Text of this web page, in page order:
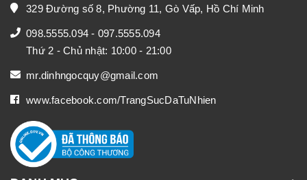
329 Đường số 8, Phường 11, Gò Vấp, Hồ Chí Minh
098.5555.094 - 097.5555.094
Thứ 2 - Chủ nhật: 10:00 - 21:00
mr.dinhngocquy@gmail.com
www.facebook.com/TrangSucDaTuNhien